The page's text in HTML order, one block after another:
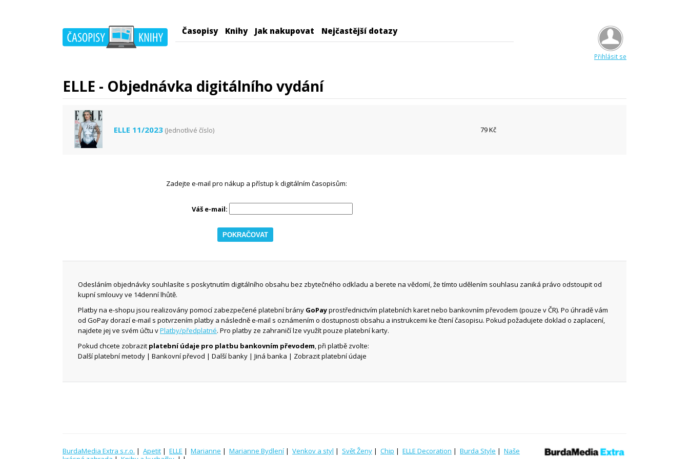
Časopisy Knihy Jak nakupovat Nejčastější dotazy
Přihlásit se
ELLE - Objednávka digitálního vydání
ELLE 11/2023 (Jednotlivé číslo) 79 Kč
Zadejte e-mail pro nákup a přístup k digitálním časopisům:
Váš e-mail:
Odesláním objednávky souhlasíte s poskytnutím digitálního obsahu bez zbytečného odkladu a berete na vědomí, že tímto udělením souhlasu zaniká právo odstoupit od
kupní smlouvy ve 14denní lhůtě.
Platby na e-shopu jsou realizovány pomocí zabezpečené platební brány GoPayprostřednictvím platebních karet nebo bankovním převodem (pouze v ČR). Po úhradě vám
od GoPay dorazí e-mail s potvrzením platby a následně e-mail s oznámením o dostupnosti obsahu a instrukcemi ke čtení časopisu. Pokud požadujete doklad o zaplacení,
najdete jej ve svém účtu vPlatby/předplatné. Pro platby ze zahraničí lze využít pouze platební karty.
Pokud chcete zobrazit platební údaje pro platbu bankovním převodem, při platbě zvolte:
Další platební metody | Bankovní převod | Další banky | Jiná banka | Zobrazit platební údaje
BurdaMedia Extra s.r.o. | Apetit | ELLE | Marianne | Marianne Bydlení | Venkov a styl | Svět Ženy | Chip | ELLE Decoration | Burda Style | Naše